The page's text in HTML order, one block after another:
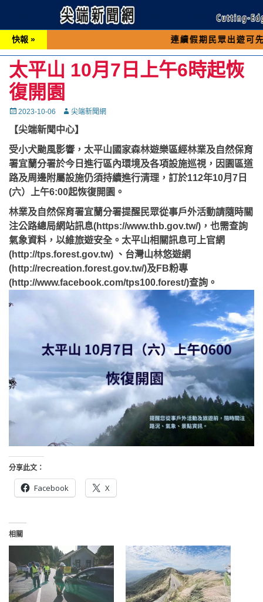
快報 » 連續假期民眾出遊可先撥打交通
太平山 10月7日上午6時起恢
復開園
Posted
2023-10-06 Autor尖端新聞網
【尖端新聞中心】
受小犬颱風影響，太平山國家森林遊樂區經林業及自然保育
署宜蘭分署於今日進行區內環境及各項設施巡視，因園區道
路及周邊附屬設施仍須持續進行清理，訂於112年10月7日
(六）上午6:00起恢復開園。
林業及自然保育署宜蘭分署提醒民眾從事戶外活動請隨時關
注公路總局網站訊息(https://www.thb.gov.tw/)，也需查詢
氣象資料，以維旅遊安全。太平山相關訊息可上官網
(http://tps.forest.gov.tw) 、台灣山林悠遊網
(http://recreation.forest.gov.tw/)及FB粉專
(http://www.facebook.com/tps100.forest/)查詢。
分享此文：
Facebook X
相關